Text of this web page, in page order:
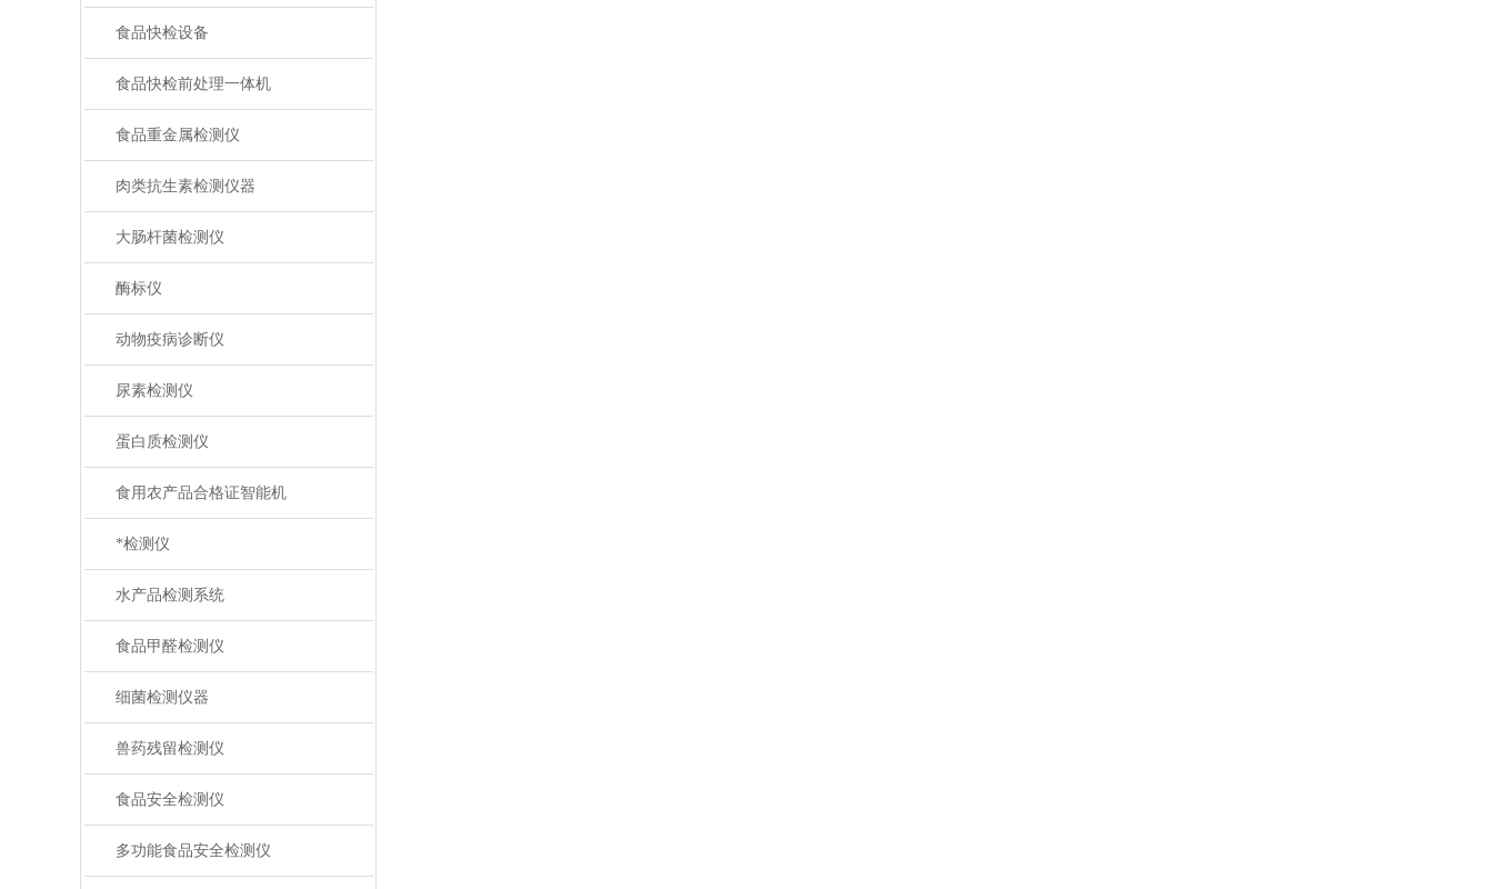
食品快检设备
食品快检前处理一体机
食品重金属检测仪
肉类抗生素检测仪器
大肠杆菌检测仪
酶标仪
动物疫病诊断仪
尿素检测仪
蛋白质检测仪
食用农产品合格证智能机
*检测仪
水产品检测系统
食品甲醛检测仪
细菌检测仪器
兽药残留检测仪
食品安全检测仪
多功能食品安全检测仪